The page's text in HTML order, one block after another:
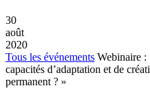
30
août
2020
Tous les événements Webinaire :
capacités d’adaptation et de
permanent ? »